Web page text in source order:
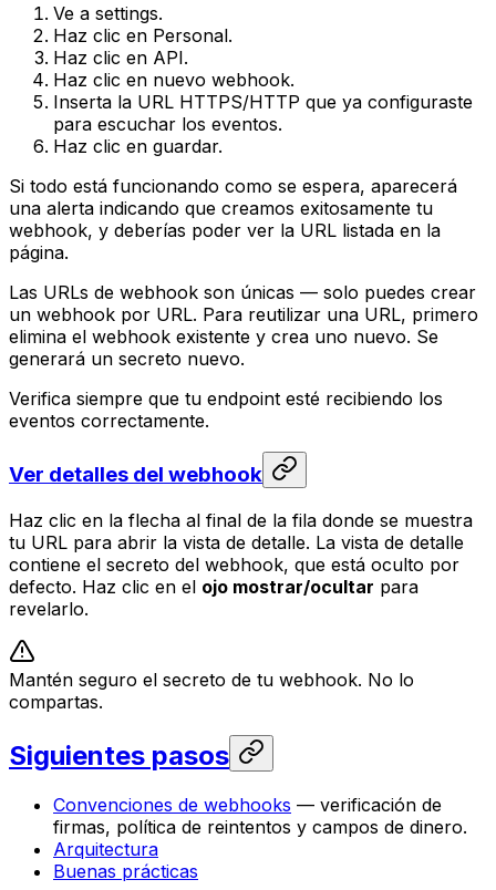
Ve a settings.
Haz clic en Personal.
Haz clic en API.
Haz clic en nuevo webhook.
Inserta la URL HTTPS/HTTP que ya configuraste
para escuchar los eventos.
Haz clic en guardar.
Si todo está funcionando como se espera, aparecerá
una alerta indicando que creamos exitosamente tu
webhook, y deberías poder ver la URL listada en la
página.
Las URLs de webhook son únicas — solo puedes crear
un webhook por URL. Para reutilizar una URL, primero
elimina el webhook existente y crea uno nuevo. Se
generará un secreto nuevo.
Verifica siempre que tu endpoint esté recibiendo los
eventos correctamente.
Ver detalles del webhook
Haz clic en la flecha al final de la fila donde se muestra
tu URL para abrir la vista de detalle. La vista de detalle
contiene el secreto del webhook, que está oculto por
defecto. Haz clic en el ojo mostrar/ocultar para
revelarlo.
Mantén seguro el secreto de tu webhook. No lo
compartas.
Siguientes pasos
Convenciones de webhooks — verificación de
firmas, política de reintentos y campos de dinero.
Arquitectura
Buenas prácticas